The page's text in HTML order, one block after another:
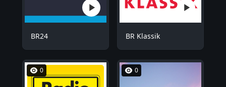
BR24 BR Klassik
0 0